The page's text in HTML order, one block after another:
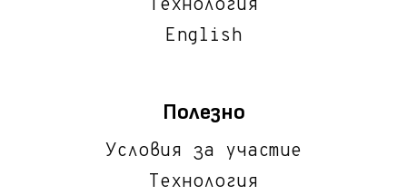
Технология
English
Полезно
Условия за участие
Технология